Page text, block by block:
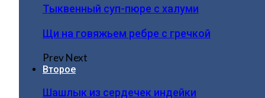
Тыквенный суп-пюре с халуми
Щи на говяжьем ребре с гречкой
PrevNext
Второе
Шашлык из сердечек индейки